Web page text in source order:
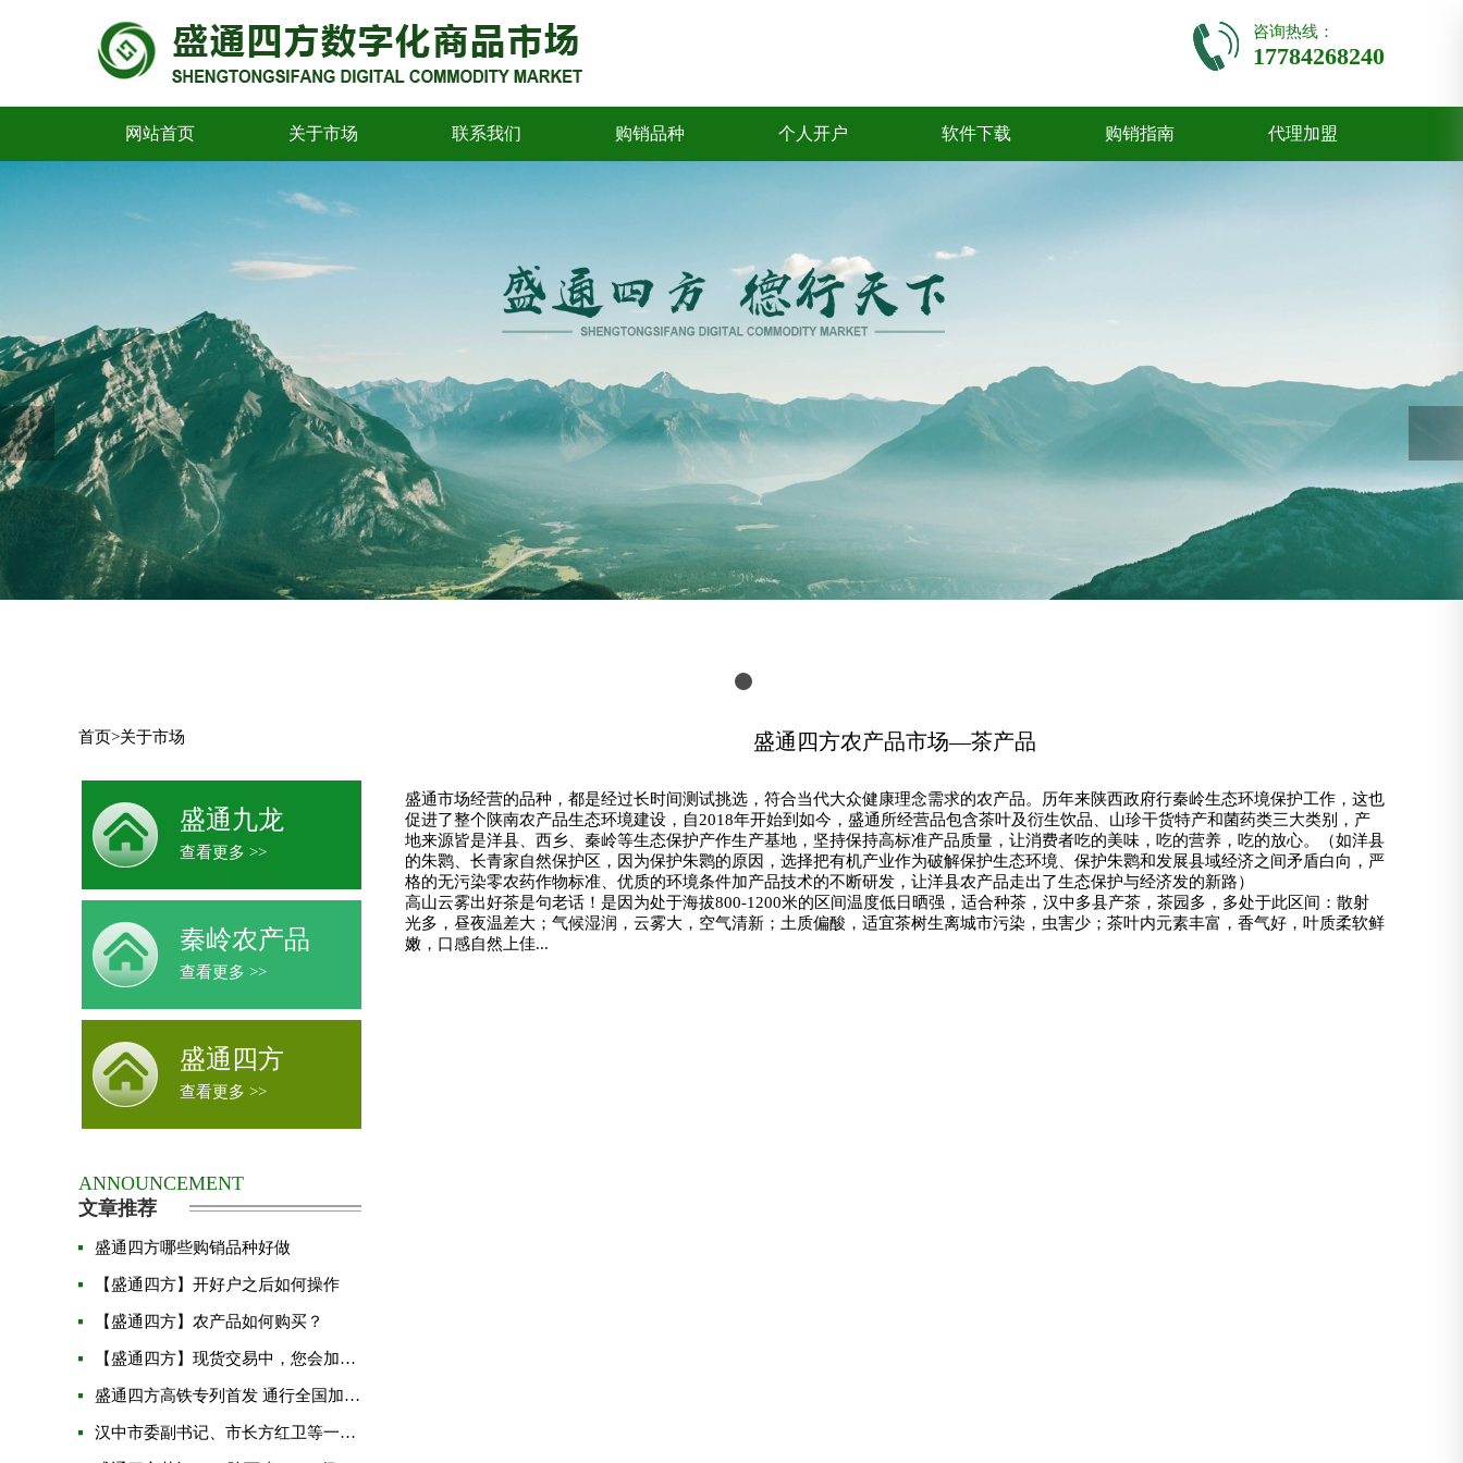
咨询热线：
17784268240
网站首页 关于市场 联系我们 购销品种 个人开户 软件下载 购销指南 代理加盟
首页>关于市场
盛通九龙
查看更多 >>
秦岭农产品
查看更多 >>
盛通四方
查看更多 >>
ANNOUNCEMENT
文章推荐
盛通四方哪些购销品种好做
【盛通四方】开好户之后如何操作
【盛通四方】农产品如何购买？
【盛通四方】现货交易中，您会加仓吗？
盛通四方高铁专列首发 通行全国加速品牌发展
汉中市委副书记、市长方红卫等一行人莅临盛通四方企业进行视察指导工作
盛通四方农产品市场—茶产品
盛通市场经营的品种，都是经过长时间测试挑选，符合当代大众健康理念需求的农产品。历年来陕西政府行秦岭生态环境保护工作，这也
促进了整个陕南农产品生态环境建设，自2018年开始到如今，盛通所经营品包含茶叶及衍生饮品、山珍干货特产和菌药类三大类别，产
地来源皆是洋县、西乡、秦岭等生态保护产作生产基地，坚持保持高标准产品质量，让消费者吃的美味，吃的营养，吃的放心。（如洋县
的朱鹮、长青家自然保护区，因为保护朱鹮的原因，选择把有机产业作为破解保护生态环境、保护朱鹮和发展县域经济之间矛盾白向，严
格的无污染零农药作物标准、优质的环境条件加产品技术的不断研发，让洋县农产品走出了生态保护与经济发的新路）
高山云雾出好茶是句老话！是因为处于海拔800-1200米的区间温度低日晒强，适合种茶，汉中多县产茶，茶园多，多处于此区间：散射
光多，昼夜温差大；气候湿润，云雾大，空气清新；土质偏酸，适宜茶树生离城市污染，虫害少；茶叶内元素丰富，香气好，叶质柔软鲜
嫩，口感自然上佳...